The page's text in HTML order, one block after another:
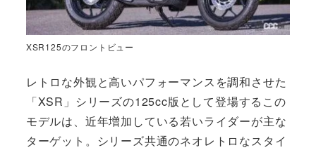
XSR125のフロントビュー
レトロな外観と高いパフォーマンスを調和させた
「XSR」シリーズの125cc版として登場するこの
モデルは、近年増加している若いライダーが主な
ターゲット。シリーズ共通のネオレトロなスタイ